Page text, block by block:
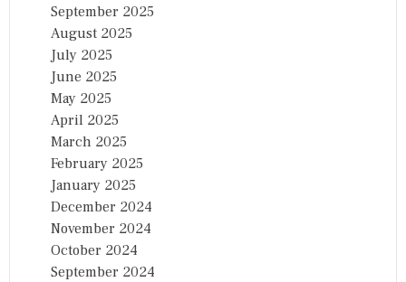
September 2025
August 2025
July 2025
June 2025
May 2025
April 2025
March 2025
February 2025
January 2025
December 2024
November 2024
October 2024
September 2024